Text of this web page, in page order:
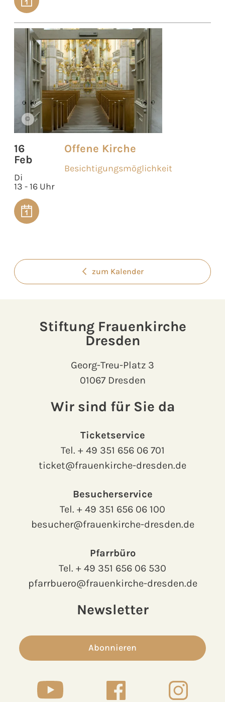
©
16
Feb
Di
13 - 16 Uhr
Offene Kirche
Besichtigungsmöglichkeit
zum Kalender
Stiftung Frauenkirche
Dresden
Georg-Treu-Platz 3
01067 Dresden
Wir sind für Sie da
Ticketservice
Tel. + 49 351 656 06 701
ticket@frauenkirche-dresden.de
Besucherservice
Tel. + 49 351 656 06 100
besucher@frauenkirche-dresden.de
Pfarrbüro
Tel. + 49 351 656 06 530
pfarrbuero@frauenkirche-dresden.de
Newsletter
Abonnieren